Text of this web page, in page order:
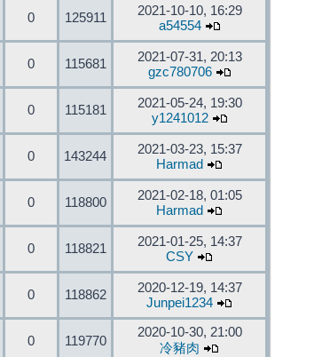
0 125911
2021-10-10, 16:29
a54554
0 115681
2021-07-31, 20:13
gzc780706
0 115181
2021-05-24, 19:30
y1241012
0 143244
2021-03-23, 15:37
Harmad
0 118800
2021-02-18, 01:05
Harmad
0 118821
2021-01-25, 14:37
CSY
0 118862
2020-12-19, 14:37
Junpei1234
0 119770
2020-10-30, 21:00
冷豬肉